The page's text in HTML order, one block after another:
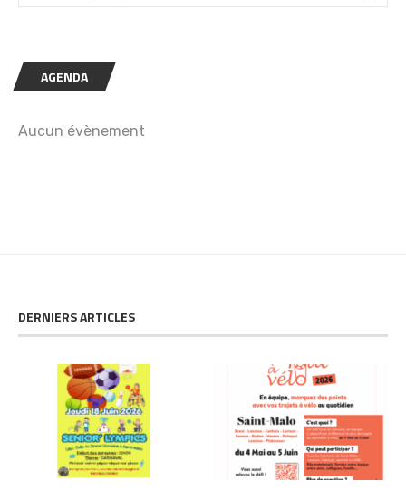
AGENDA
Aucun évènement
DERNIERS ARTICLES